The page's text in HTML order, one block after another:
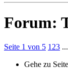
Forum:
Seite 1 von 5 123 ...
Gehe zu